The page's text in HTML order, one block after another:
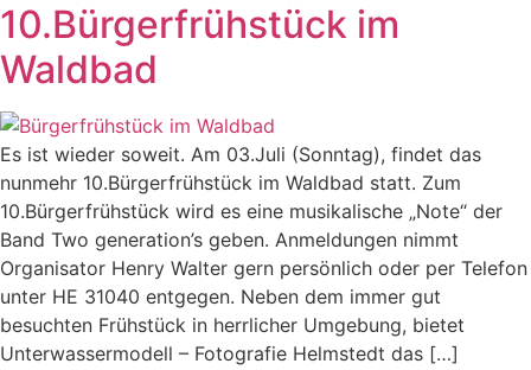
10.Bürgerfrühstück im
Waldbad
Es ist wieder soweit. Am 03.Juli (Sonntag), findet das
nunmehr 10.Bürgerfrühstück im Waldbad statt. Zum
10.Bürgerfrühstück wird es eine musikalische „Note“ der
Band Two generation’s geben. Anmeldungen nimmt
Organisator Henry Walter gern persönlich oder per Telefon
unter HE 31040 entgegen. Neben dem immer gut
besuchten Frühstück in herrlicher Umgebung, bietet
Unterwassermodell – Fotografie Helmstedt das […]